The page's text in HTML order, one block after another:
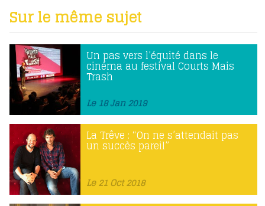
Sur le même sujet
Un pas vers l’équité dans le
cinéma au festival Courts Mais
Trash
Le 18 Jan 2019
La Trêve : “On ne s’attendait pas
un succès pareil”
Le 21 Oct 2018